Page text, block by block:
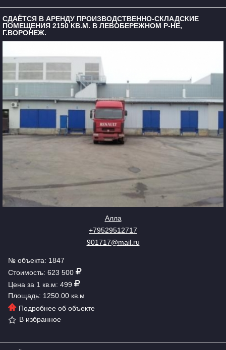
СДАЁТСЯ В АРЕНДУ ПРОИЗВОДСТВЕННО-СКЛАДСКИЕ
ПОМЕЩЕНИЯ 2150 КВ.М. В ЛЕВОБЕРЕЖНОМ Р-НЕ,
Г.ВОРОНЕЖ.
Алла
+79529512717
901717@mail.ru
№ объекта: 1847
Стоимость: 623 500
Цена за 1 кв.м: 499
Площадь: 1250.00 кв.м
Подробнее об объекте
В избранное